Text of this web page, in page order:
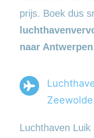
prijs. Boek dus
naar Antwerpen
Luchthaven